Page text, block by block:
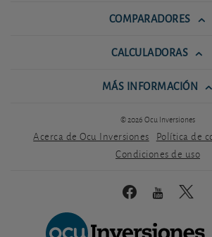
COMPARADORES
CALCULADORAS
MÁS INFORMACIÓN
© 2026 Ocu Inversiones
Acerca de Ocu Inversiones Política de
Condiciones de uso